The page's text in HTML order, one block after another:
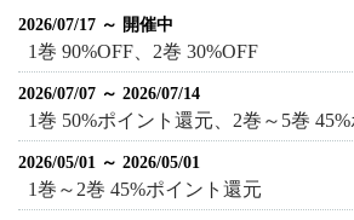
2026/07/17 ～ 開催中
1巻 90%OFF、2巻 30%OFF
2026/07/07 ～ 2026/07/14
1巻 50%ポイント還元、2巻～5巻
2026/05/01 ～ 2026/05/01
1巻～2巻 45%ポイント還元